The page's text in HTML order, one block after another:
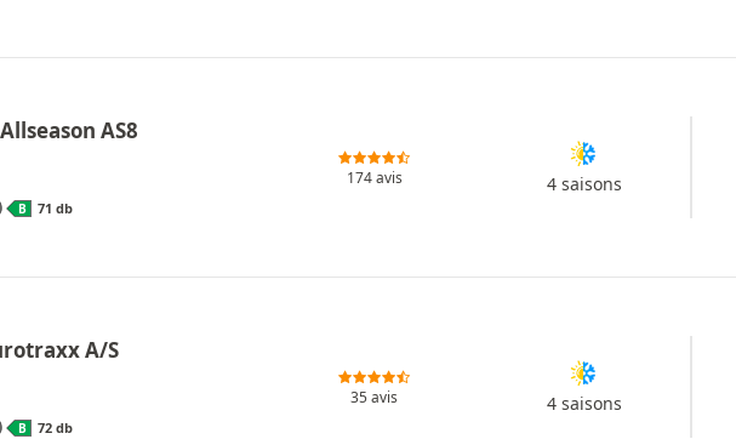
AS8
B 71 db
174 avis 4 saisons
A/S
B 72 db
35 avis 4 saisons